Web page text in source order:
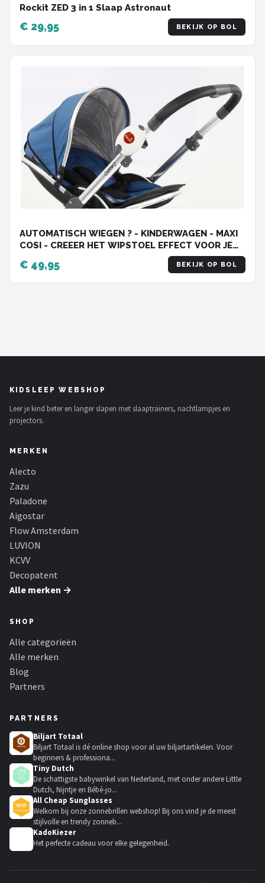
Rockit ZED 3 in 1 Slaap Astronaut
€ 29,95 BEKIJK OP BOL
AUTOMATISCH WIEGEN ? - KINDERWAGEN - MAXI
COSI - CREEER HET WIPSTOEL EFFECT VOOR JE
BABY | SLAAPTRAINER MET DE ROCKIT BABY
ROCKER (batterij model)
€ 49,95 BEKIJK OP BOL
KIDSLEEP WEBSHOP
Leer je kind beter en langer slapen met slaaptrainers, nachtlampjes en
projectors.
MERKEN
Alecto
Zazu
Paladone
Aigostar
Flow Amsterdam
LUVION
KCVV
Decopatent
Alle merken →
SHOP
Alle categorieën
Alle merken
Blog
Partners
PARTNERS
Biljart Totaal
Biljart Totaal is dé online shop voor al uw biljartartikelen. Voor
beginners & professiona...
Tiny Dutch
De schattigste babywinkel van Nederland, met onder andere Little
Dutch, Nijntje en Bébé-jo...
All Cheap Sunglasses
Welkom bij onze zonnebrillen webshop! Bij ons vind je de meest
stijlvolle en trendy zonneb...
KadoKiezer
Het perfecte cadeau voor elke gelegenheid.